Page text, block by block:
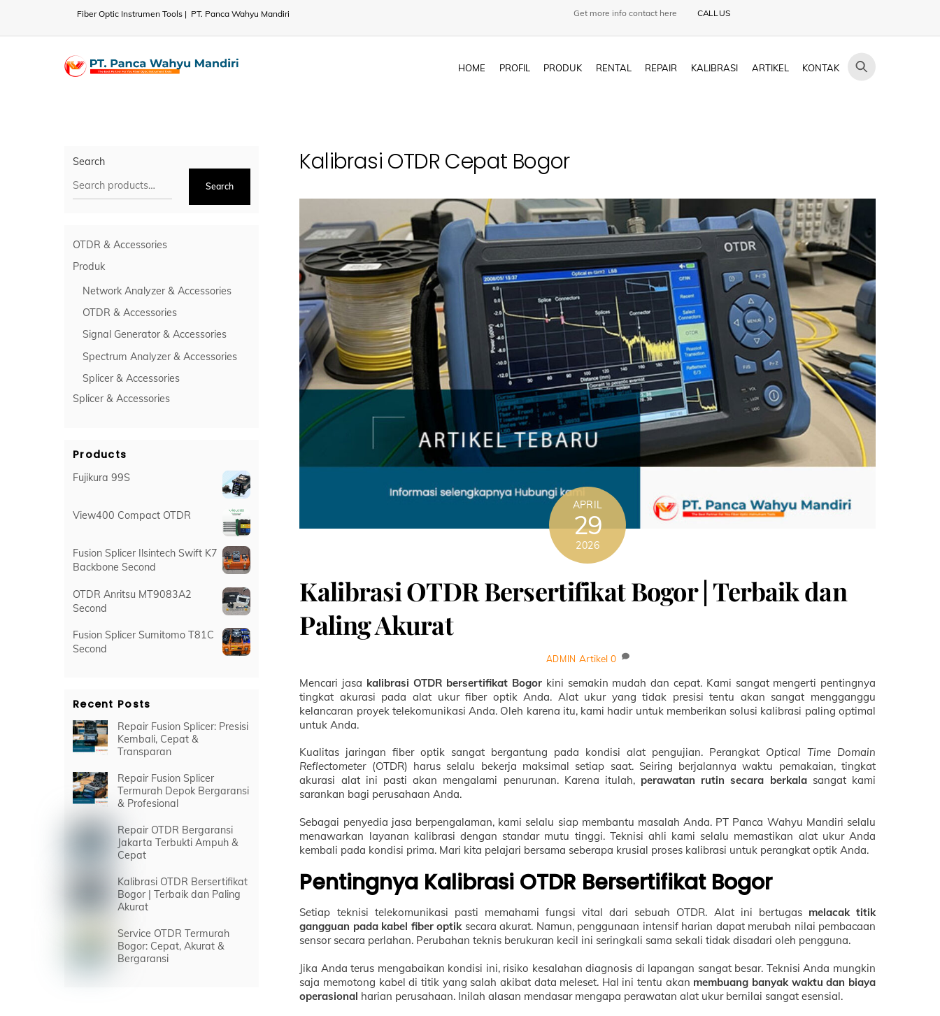
content
Fiber Optic Instrumen Tools | PT. Panca Wahyu Mandiri Get more info contact here CALL US
HOME PROFIL PRODUK RENTAL REPAIR KALIBRASI ARTIKEL KONTAK
Kalibrasi OTDR Cepat Bogor
APRIL
29
2026
Kalibrasi OTDR Bersertifikat Bogor | Terbaik dan
Paling Akurat
ADMIN Artikel 0
Mencari jasa kalibrasi OTDR bersertifikat Bogor kini semakin mudah dan cepat. Kami sangat mengerti pentingnya
tingkat akurasi pada alat ukur fiber optik Anda. Alat ukur yang tidak presisi tentu akan sangat mengganggu
kelancaran proyek telekomunikasi Anda. Oleh karena itu, kami hadir untuk memberikan solusi kalibrasi paling optimal
untuk Anda.
Kualitas jaringan fiber optik sangat bergantung pada kondisi alat pengujian. Perangkat Optical Time Domain
Reflectometer(OTDR) harus selalu bekerja maksimal setiap saat. Seiring berjalannya waktu pemakaian, tingkat
akurasi alat ini pasti akan mengalami penurunan. Karena itulah, perawatan rutin secara berkalasangat kami
sarankan bagi perusahaan Anda.
Sebagai penyedia jasa berpengalaman, kami selalu siap membantu masalah Anda. PT Panca Wahyu Mandiri selalu
menawarkan layanan kalibrasi dengan standar mutu tinggi. Teknisi ahli kami selalu memastikan alat ukur Anda
kembali pada kondisi prima. Mari kita pelajari bersama seberapa krusial proses kalibrasi untuk perangkat optik Anda.
Pentingnya Kalibrasi OTDR Bersertifikat Bogor
Setiap teknisi telekomunikasi pasti memahami fungsi vital dari sebuah OTDR. Alat ini bertugas melacak titik
gangguan pada kabel fiber optiksecara akurat. Namun, penggunaan intensif harian dapat merubah nilai pembacaan
sensor secara perlahan. Perubahan teknis berukuran kecil ini seringkali sama sekali tidak disadari oleh pengguna.
Jika Anda terus mengabaikan kondisi ini, risiko kesalahan diagnosis di lapangan sangat besar. Teknisi Anda mungkin
saja memotong kabel di titik yang salah akibat data meleset. Hal ini tentu akan membuang banyak waktu dan biaya
operasional harian perusahaan. Inilah alasan mendasar mengapa perawatan alat ukur bernilai sangat esensial.
Search
Search
OTDR & Accessories
Produk
Network Analyzer & Accessories
OTDR & Accessories
Signal Generator & Accessories
Spectrum Analyzer & Accessories
Splicer & Accessories
Splicer & Accessories
Products
Fujikura 99S
View400 Compact OTDR
Fusion Splicer Ilsintech Swift K7
Backbone Second
OTDR Anritsu MT9083A2
Second
Fusion Splicer Sumitomo T81C
Second
Recent Posts
Repair Fusion Splicer: Presisi
Kembali, Cepat &
Transparan
Repair Fusion Splicer
Termurah Depok Bergaransi
& Profesional
Repair OTDR Bergaransi
Jakarta Terbukti Ampuh &
Cepat
Kalibrasi OTDR Bersertifikat
Bogor | Terbaik dan Paling
Akurat
Service OTDR Termurah
Bogor: Cepat, Akurat &
Bergaransi